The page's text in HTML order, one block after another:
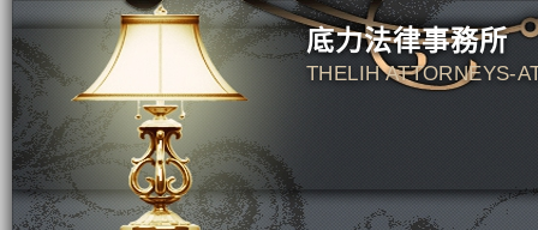
底力法律事務所
THELIH ATTORNEYS-